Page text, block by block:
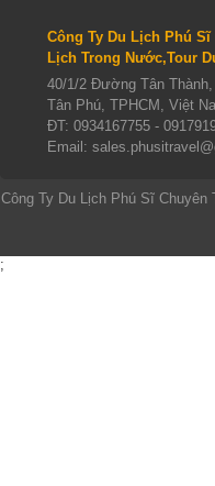
Công Ty Du Lịch Phú
Lịch Trong Nước,Tour
40/1/2 Đường Tân
Tân Phú, TPHCM, Việt
ĐT: 0934167755 -
Email:
Công Ty Du Lịch Phú Sĩ
;